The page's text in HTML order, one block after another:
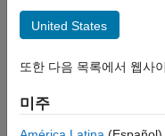
Simulink 사용
Simulink Copilot
물리 모델링
이벤트 기반 모델링
물리적 환경에서 움직
같은 플랫폼의 시스템
시뮬레이션, 추정, 탐색
다양한 좌표계와
United States
또한 다음 목록에서 웹사
미주